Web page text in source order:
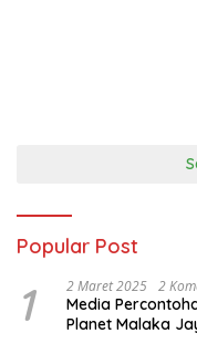
Popular Post
1 2 Maret 2025 2
Media
Planet Malaka